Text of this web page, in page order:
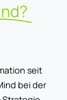
seit
bei der